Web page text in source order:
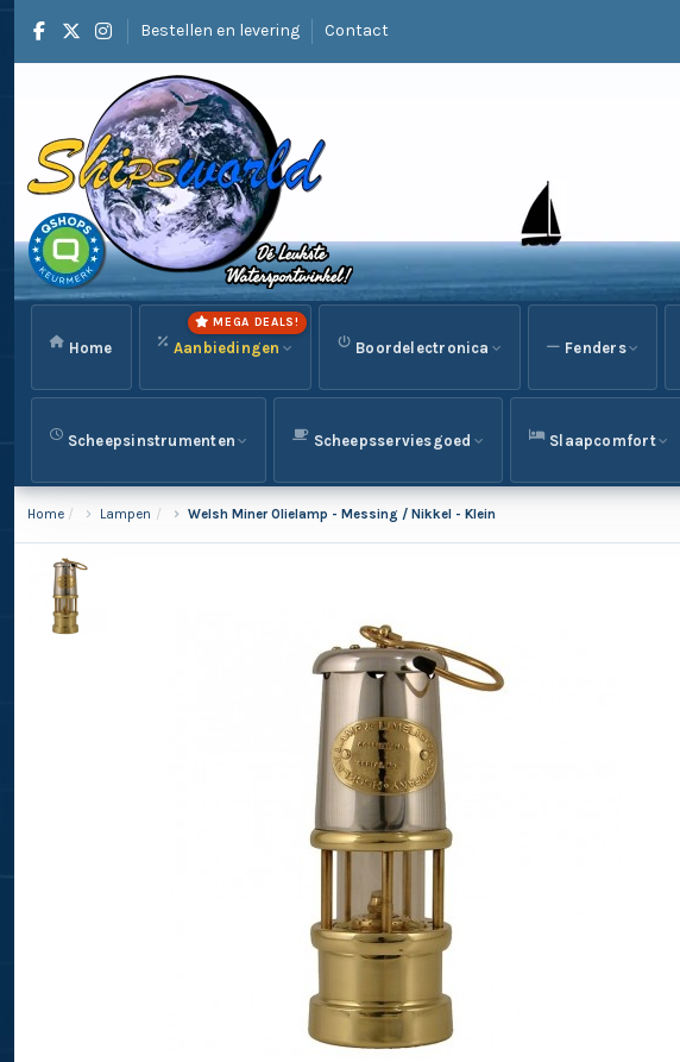
Bestellen en levering Contact
Home Aanbiedingen
MEGA DEALS!
Boordelectronica Fenders
Scheepsinstrumenten Scheepsserviesgoed Slaapcomfort
Home Lampen Welsh Miner Olielamp - Messing / Nikkel - Klein